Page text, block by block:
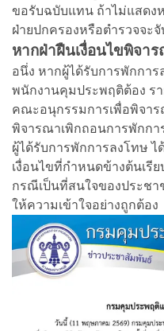
ขอรับฉบับแทน ถ้าไม่แสดง
ฝ่ายปกครองหรือตำรวจจะจั
หากฝ่าฝืนเงื่อนไขพิจา
อนึ่ง หากผู้ได้รับการพักการ
พนักงานคุมประพฤติต้อง ร
คณะอนุกรรมการเพื่อพิจา
พิจารณาเพิกถอนการพักกา
ผู้ได้รับการพักการลงโทษ ไ
เงื่อนไขที่กำหนดข้างต้นเรี
กรณีเป็นที่สนใจของประชา
ให้ความเข้าใจอย่างถูกต้อง